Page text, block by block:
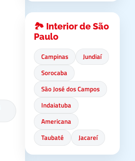
🏞️ Interior de São
Paulo
Campinas
Jundiaí
Sorocaba
São José dos Campos
Indaiatuba
Americana
Taubaté
Jacareí